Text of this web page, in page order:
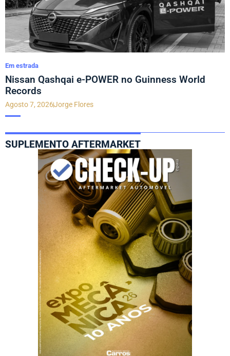
Em estrada
Nissan Qashqai e-POWER no Guinness World
Records
Agosto 7, 2026Jorge Flores
SUPLEMENTO AFTERMARKET